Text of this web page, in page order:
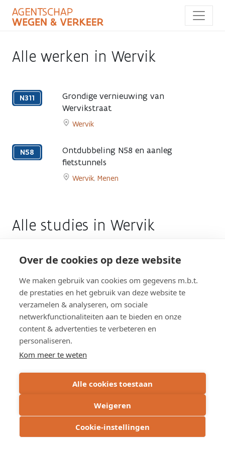
Over de cookies op deze website
We maken gebruik van cookies om gegevens m.b.t.
de prestaties en het gebruik van deze website te
verzamelen & analyseren, om sociale
netwerkfunctionaliteiten aan te bieden en onze
content & advertenties te verbeteren en
personaliseren.
Kom meer te weten
Alle cookies toestaan
Weigeren
Cookie-instellingen
naar
inhoud
gaanAlle werken in Wervik
N311
Grondige vernieuwing van
Wervikstraat
Wervik
2027
to
Grondige
vernieuwing
van
N58
Ontdubbeling N58 en aanleg
fietstunnels
Wervik, Menen
maart
2027
N58
en
fietstunnels
page
Alle studies in Wervik
Het Agentschap Wegen en Verkeer voert hier momenteel
Overzicht werken
Overzicht studies